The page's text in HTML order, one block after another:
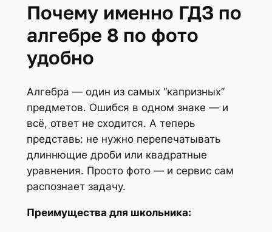
Почему именно ГДЗ по
алгебре 8 по фото
удобно
Алгебра — один из самых “капризных”
предметов. Ошибся в одном знаке — и
всё, ответ не сходится. А теперь
представь: не нужно перепечатывать
длиннющие дроби или квадратные
уравнения. Просто фото — и сервис сам
распознает задачу.
Преимущества для школьника: